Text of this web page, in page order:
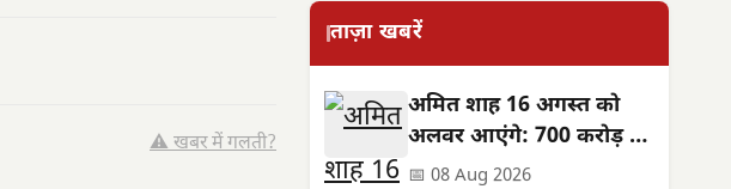
⚠️ खबर में गलती?
ताज़ा खबरें
अमित शाह 16 अगस्त को
अलवर आएंगे: 700 करोड़ की
सौगात, जनसभा स्थल बदला
📅 08 Aug 2026